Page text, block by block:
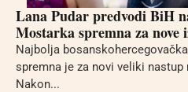
Lana Pudar predvodi BiH
Mostarka spremna za nove
Najbolja
spremna je za novi veliki
Nakon...